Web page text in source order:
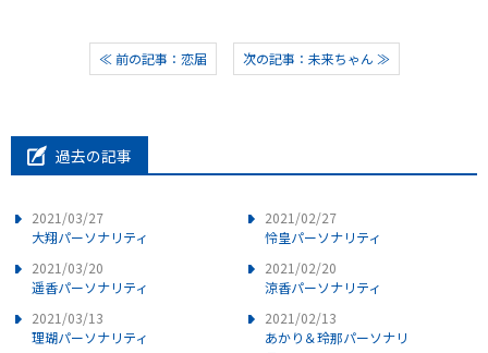
≪ 前の記事：恋届 次の記事：未来ちゃん ≫
過去の記事
2021/03/27
大翔パーソナリティ
2021/03/20
遥香パーソナリティ
2021/03/13
理瑚パーソナリティ
2021/02/27
怜皇パーソナリティ
2021/02/20
涼香パーソナリティ
2021/02/13
あかり＆玲那パーソナリ